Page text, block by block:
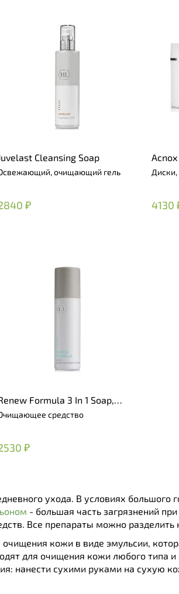
Cleansing Soap
очищающий гель
₽
Pads
4130
Formula 3 In 1 Soap,
& Toner
средство
₽
ухода. В условиях большого
- большая часть загрязнений
Все препараты можно разделить
кожи в виде эмульсии,
для очищения кожи любого типа
нанести сухими руками на сухую